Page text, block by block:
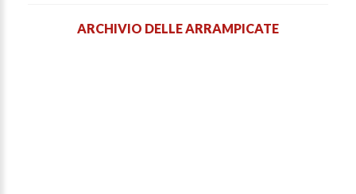
ARCHIVIO DELLE ARRAMPICATE